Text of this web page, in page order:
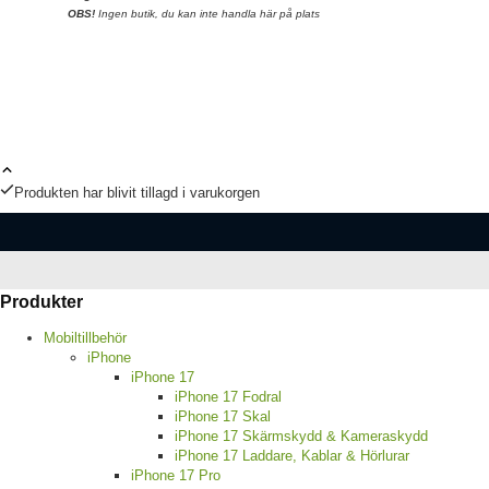
OBS! Ingen butik, du kan inte handla här på plats
Produkten har blivit tillagd i varukorgen
Produkter
Mobiltillbehör
iPhone
iPhone 17
iPhone 17 Fodral
iPhone 17 Skal
iPhone 17 Skärmskydd & Kameraskydd
iPhone 17 Laddare, Kablar & Hörlurar
iPhone 17 Pro